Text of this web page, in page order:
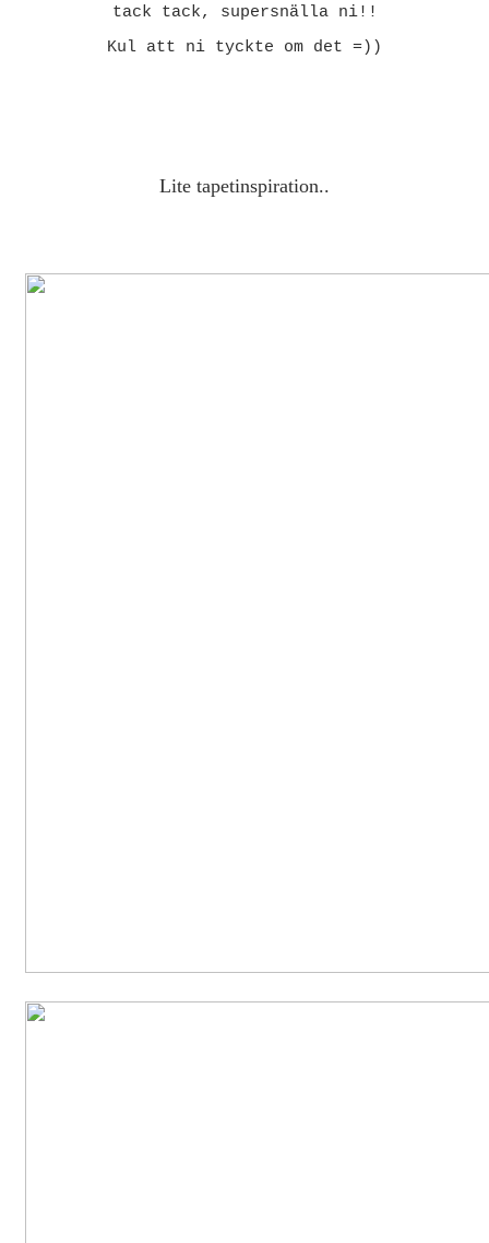
tack tack, supersnälla ni!!
Kul att ni tyckte om det =))
Lite tapetinspiration..